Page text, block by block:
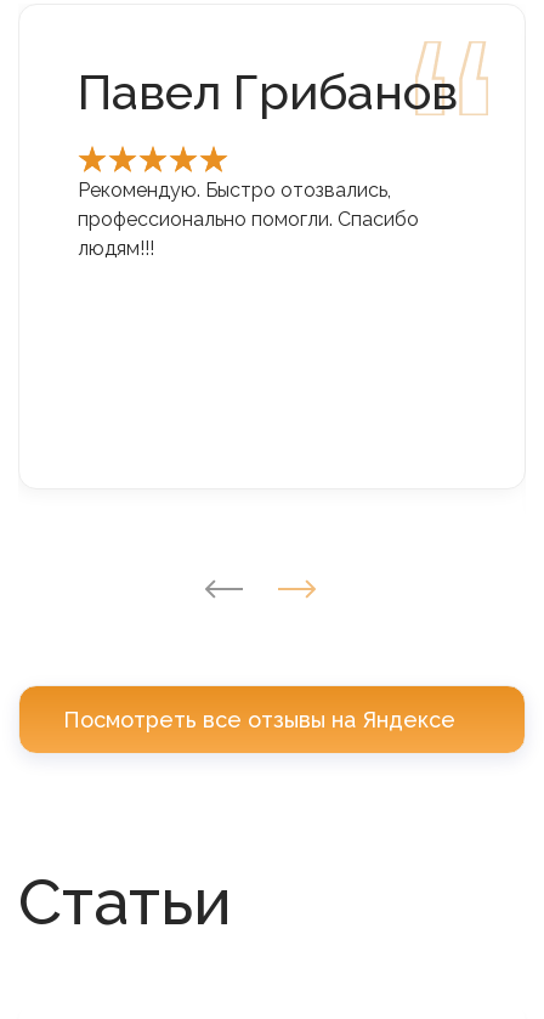
Павел Грибанов
Рекомендую. Быстро отозвались,
профессионально помогли. Спасибо
людям!!!
Посмотреть все отзывы на Яндексе
Статьи